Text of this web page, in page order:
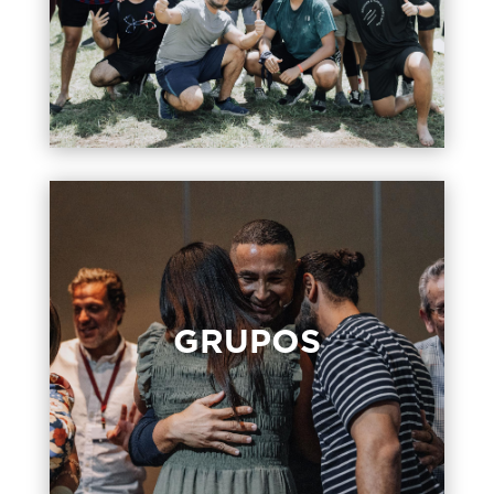
bebés y niños de preescolar durante el
tiempo del servicio.
GRUPOS
GRUPOS
Los grupos son la forma en que nos
amamos unos a otros como familia y
crecemos juntos en nuestra fe.